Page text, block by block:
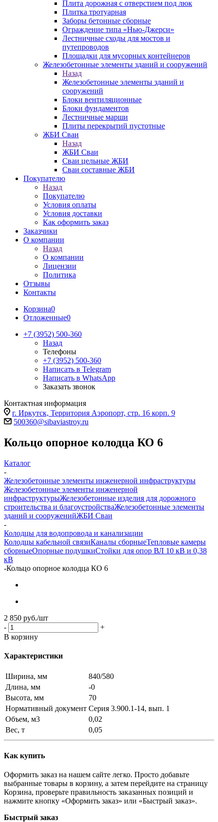
Плита дорожная с отверстием под люк
Плитка тротуарная
Заборы бетонные сборные
Ограждение типа «Нью-Джерси»
Лестничные сходы для мостов и
путепроводов
Площадки для мусорных контейнеров
Железобетонные элементы зданий и сооружений
Назад
Железобетонные элементы зданий и
сооружений
Блоки вентиляционные
Блоки фундаментов
Лестничные марши
Плиты перекрытий пустотные
ЖБИ Сваи
Назад
ЖБИ Сваи
Сваи цельные ЖБИ
Сваи составные ЖБИ
Покупателю
Назад
Покупателю
Условия оплаты
Условия доставки
Как оформить заказ
Заказчики
О компании
Назад
О компании
Лицензии
Политика
Отзывы
Контакты
Корзина0
Отложенные0
+7 (3952) 500-360
Назад
Телефоны
+7 (3952) 500-360
Написать в Telegram
Написать в WhatsApp
Заказать звонок
Контактная информация
г. Иркутск, Территория Аэропорт, стр. 16 корп. 9
500360@sibaviastroy.ru
Кольцо опорное колодца КО 6
Каталог
-
Железобетонные элементы инженерной инфраструктуры
Железобетонные элементы инженерной
инфраструктурыЖелезобетонные изделия для дорожного
строительства и благоустройстваЖелезобетонные элементы
зданий и сооруженийЖБИ Сваи
-
Колодцы для водопровода и канализации
Колодцы кабельной связиКаналы сборныеТепловые камеры
сборныеОпорные подушкиСтойки для опор ВЛ 10 кВ и 0,38
кВ
-Кольцо опорное колодца КО 6
2 850 руб./шт
-
+
В корзину
Характеристики
Ширина, мм
840/580
Длина, мм
-0
Высота, мм
70
Нормативный документ Серия 3.900.1-14, вып. 1
Объем, м3
0,02
Вес, т
0,05
Как купить
Оформить заказ на нашем сайте легко. Просто добавьте
выбранные товары в корзину, а затем перейдите на страницу
Корзина, проверьте правильность заказанных позиций и
нажмите кнопку «Оформить заказ» или «Быстрый заказ».
Быстрый заказ